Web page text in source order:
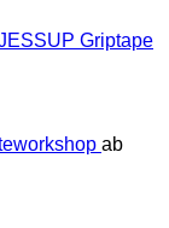
Griptape
ab